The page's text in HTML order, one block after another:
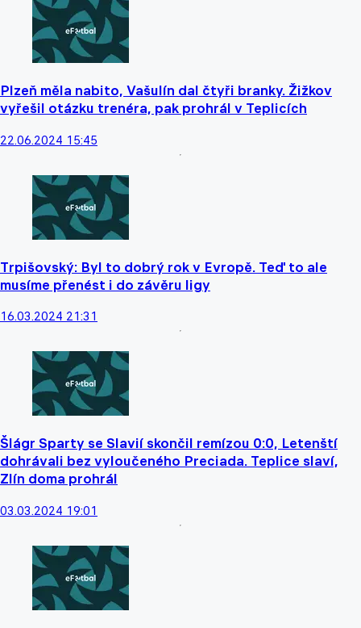
Plzeň měla nabito, Vašulín dal čtyři branky. Žižkov
vyřešil otázku trenéra, pak prohrál v Teplicích
22.06.2024 15:45
Trpišovský: Byl to dobrý rok v Evropě. Teď to ale
musíme přenést i do závěru ligy
16.03.2024 21:31
Šlágr Sparty se Slavií skončil remízou 0:0, Letenští
dohrávali bez vyloučeného Preciada. Teplice slaví,
Zlín doma prohrál
03.03.2024 19:01